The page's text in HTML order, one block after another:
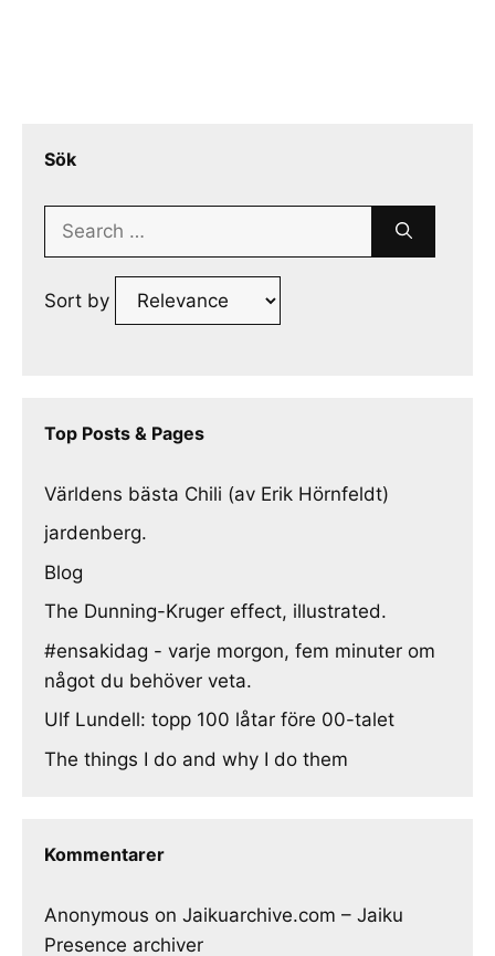
Sök
Search
Sort by
Top Posts & Pages
Världens bästa Chili (av Erik Hörnfeldt)
jardenberg.
Blog
The Dunning-Kruger effect, illustrated.
#ensakidag - varje morgon, fem minuter om
något du behöver veta.
Ulf Lundell: topp 100 låtar före 00-talet
The things I do and why I do them
Kommentarer
Anonymous on Jaikuarchive.com – Jaiku
Presence archiver